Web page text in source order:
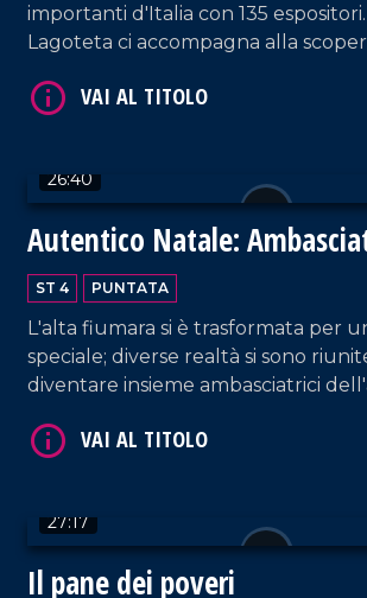
importanti d'Italia con 135 espositori. Francesca
Lagoteta ci accompagna alla
primario e secondario del territorio,
passato e futuro che ha uno
il progresso.
26:40
Autentico Natale:
dell'Autismo
ST 4 PUNTATA
L'alta fiumara si è trasformata per
speciale; diverse realtà si sono
diventare insieme ambasciatrici
voce ad ogni bisbiglio.
27:17
Il pane dei poveri
VAI AL TITOLO
VAI AL TITOLO